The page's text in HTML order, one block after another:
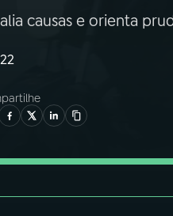
causas e orienta